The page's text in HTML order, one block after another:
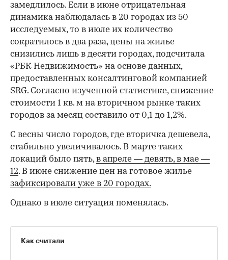
замедлилось. Если в июне отрицательная
динамика наблюдалась в 20 городах из 50
исследуемых, то в июле их количество
сократилось в два раза, цены на жилье
снизились лишь в десяти городах, подсчитала
«РБК Недвижимость» на основе данных,
предоставленных консалтинговой компанией
SRG. Согласно изученной статистике, снижение
стоимости 1 кв. м на вторичном рынке таких
городов за месяц составило от 0,1 до 1,2%.
С весны число городов, где вторичка дешевела,
стабильно увеличивалось. В марте таких
локаций было пять,в апреле — девять,в мае —
12. В июне снижение цен на готовое жилье
зафиксировали уже в 20 городах.
Однако в июле ситуация поменялась.
Как считали